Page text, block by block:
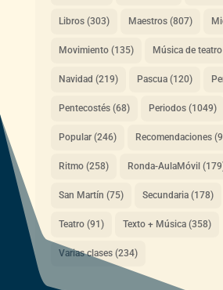
Libros(303) Maestros(807)
Movimiento(135) Música de teatro
Navidad (219) Pascua(120)
Pentecostés(68) Periodos(1049)
Popular(246) Recomendaciones
Ritmo(258) Ronda-AulaMóvil
San Martín (75) Secundaria(178)
Teatro(91) Texto + Música(358)
Varias clases(234)